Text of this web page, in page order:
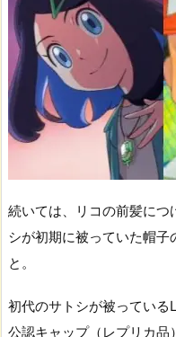
続いては、リコの前髪につ
シが初期に被っていた帽子
と。
初代のサトシが被ってい
公認キャップ（レプリカ